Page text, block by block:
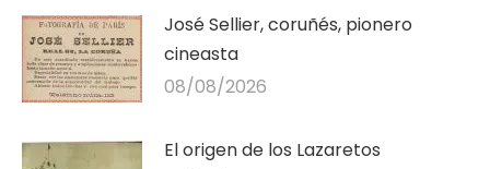
José Sellier, coruñés, pionero
cineasta
08/08/2026
El origen de los Lazaretos